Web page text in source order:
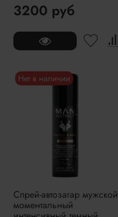
3200 руб
Нет в наличии
Спрей-автозагар мужской
моментальный